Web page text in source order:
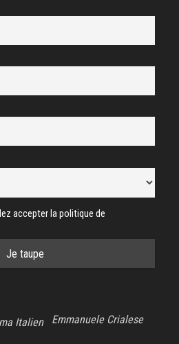
accepter la politique de
Italien
Emmanuele Crialese